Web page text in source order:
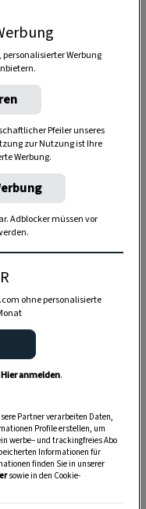
Werbung
Pfeiler unseres
zur Nutzung ist Ihre
Werbung.
Adblocker müssen vor
ohne personalisierte
Hier anmelden.
Partner verarbeiten Daten,
Profile erstellen, um
werbe– und trackingfreies Abo
Informationen für
finden Sie in unserer
sowie in den Cookie-